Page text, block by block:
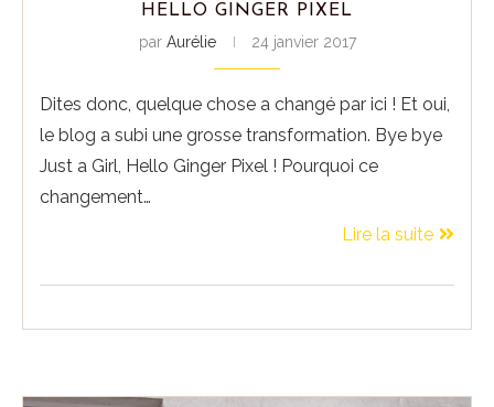
HELLO GINGER PIXEL
par Aurélie 24 janvier 2017
Dites donc, quelque chose a changé par ici ! Et oui,
le blog a subi une grosse transformation. Bye bye
Just a Girl, Hello Ginger Pixel ! Pourquoi ce
changement…
Lire la suite